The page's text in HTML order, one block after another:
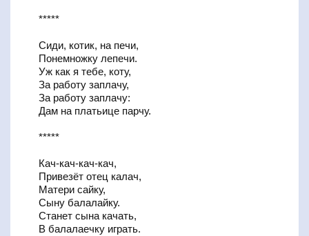
*****
Сиди, котик, на печи,
Понемножку лепечи.
Уж как я тебе, коту,
За работу заплачу,
За работу заплачу:
Дам на платьице парчу.
*****
Кач-кач-кач-кач,
Привезёт отец калач,
Матери сайку,
Сыну балалайку.
Станет сына качать,
В балалаечку играть.